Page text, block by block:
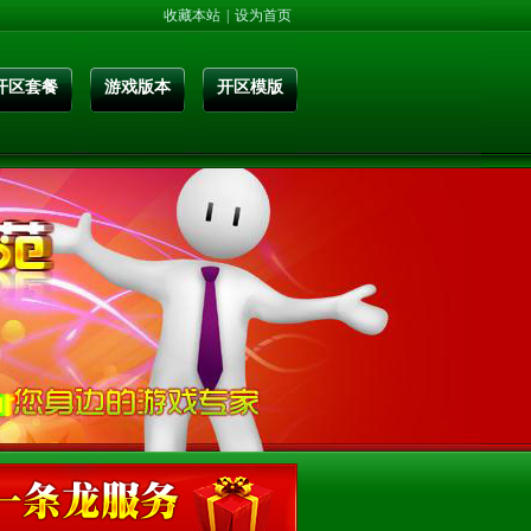
收藏本站 设为首页
区套餐 游戏版本 开区模版